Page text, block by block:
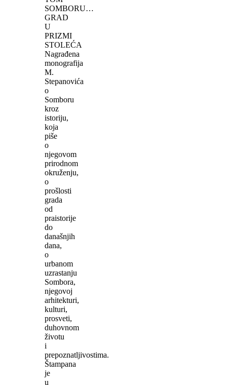
SOMBORU…
GRAD
U
PRIZMI
STOLEĆA
Nagrađena
monografija
M.
Stepanovića
o
Somboru
kroz
istoriju,
koja
piše
o
njegovom
prirodnom
okruženju,
o
prošlosti
grada
od
praistorije
do
današnjih
dana,
o
urbanom
uzrastanju
Sombora,
njegovoj
arhitekturi,
kulturi,
prosveti,
duhovnom
životu
i
prepoznatljivostima.
Štampana
je
u